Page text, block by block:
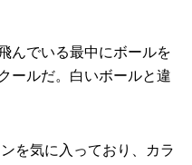
んでいる最中にボールを
ールだ。白いボールと違
を気に入っており、カラ